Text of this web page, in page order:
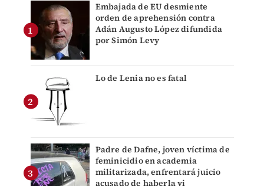
Embajada de EU desmiente
orden de aprehensión contra
Adán Augusto López difundida
por Simón Levy
Lo de Lenia no es fatal
Padre de Dafne, joven víctima de
feminicidio en academia
militarizada, enfrentará juicio
acusado de haberla vi